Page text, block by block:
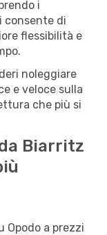
i
consente di
flessibilità e
noleggiare
e veloce sulla
che più si
Biarritz
Opodo a prezzi